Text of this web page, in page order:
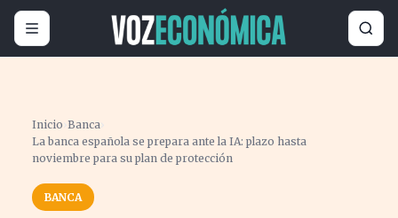
Inicio ›Banca›
La banca española se prepara ante la IA: plazo hasta
noviembre para su plan de protección
BANCA